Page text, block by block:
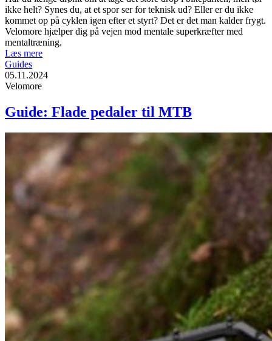
ikke helt? Synes du, at et spor ser for teknisk ud? Eller er du ikke
kommet op på cyklen igen efter et styrt? Det er det man kalder frygt.
Velomore hjælper dig på vejen mod mentale superkræfter med
mentaltræning.
Læs mere
Guides
05.11.2024
Velomore
Guide: Flade pedaler til MTB